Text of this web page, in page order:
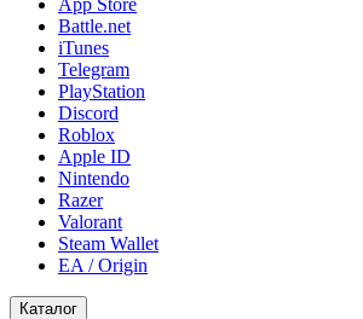
App Store
Battle.net
iTunes
Telegram
PlayStation
Discord
Roblox
Apple ID
Nintendo
Razer
Valorant
Steam Wallet
EA / Origin
Каталог